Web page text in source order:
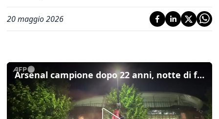
20 maggio 2026
Arsenal campione dopo 22 anni, notte di festa a Londra